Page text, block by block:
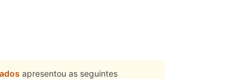
apresentou as seguintes